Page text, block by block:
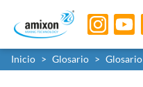
Skip to main navigation
Skip to main content
Skip to page footer
You are here:
Inicio Glosario Glosario